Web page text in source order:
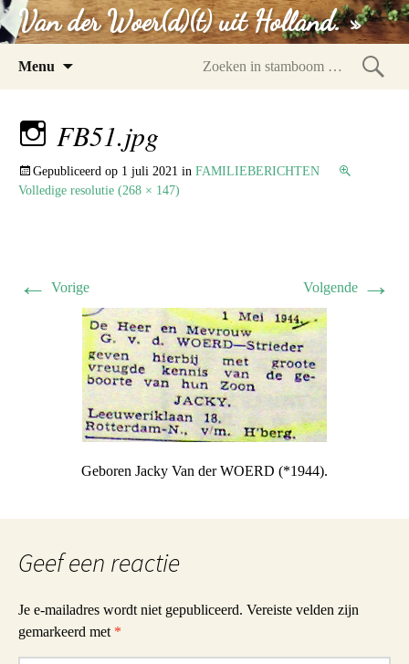
Van der Woer(d)(t) uit Holland. »
Menu
FB51.jpg
Gepubliceerd op 1 juli 2021 in FAMILIEBERICHTEN
Volledige resolutie (268 × 147)
← Vorige Volgende →
Geboren Jacky Van der WOERD (*1944).
Geef een reactie
Je e-mailadres wordt niet gepubliceerd. Vereiste velden zijn
gemarkeerd met *